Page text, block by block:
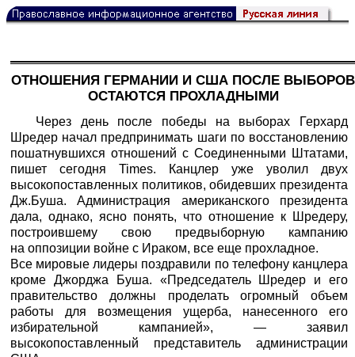
ОТНОШЕНИЯ ГЕРМАНИИ И США ПОСЛЕ ВЫБОРОВ
ОСТАЮТСЯ ПРОХЛАДНЫМИ
Через день после победы на выборах Герхард
Шредер начал предпринимать шаги по восстановлению
пошатнувшихся отношений с Соединенными Штатами,
пишет сегодня Times. Канцлер уже уволил двух
высокопоставленных политиков, обидевших президента
Дж.Буша. Администрация американского президента
дала, однако, ясно понять, что отношение к Шредеру,
построившему свою предвыборную кампанию
на оппозиции войне с Ираком, все еще прохладное.
Все мировые лидеры поздравили по телефону канцлера
кроме Джорджа Буша. «Председатель Шредер и его
правительство должны проделать огромный объем
работы для возмещения ущерба, нанесенного его
избирательной кампанией», — заявил
высокопоставленный представитель администрации